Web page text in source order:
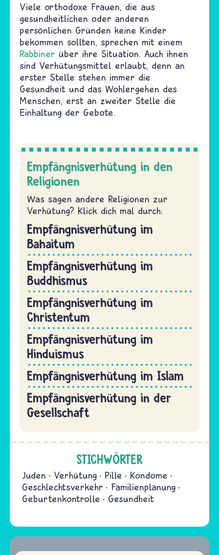
Viele orthodoxe Frauen, die aus
gesundheitlichen oder anderen
persönlichen Gründen keine Kinder
bekommen sollten, sprechen mit einem
Rabbiner über ihre Situation. Auch ihnen
sind Verhütungsmittel erlaubt, denn an
erster Stelle stehen immer die
Gesundheit und das Wohlergehen des
Menschen, erst an zweiter Stelle die
Einhaltung der Gebote.
Empfängnisverhütung in den
Religionen
Was sagen andere Religionen zur
Verhütung? Klick dich mal durch:
Empfängnisverhütung im
Bahaitum
Empfängnisverhütung im
Buddhismus
Empfängnisverhütung im
Christentum
Empfängnisverhütung im
Hinduismus
Empfängnisverhütung im Islam
Empfängnisverhütung in der
Gesellschaft
STICHWÖRTER
Juden Verhütung Pille
Kondome
Geschlechtsverkehr
Familienplanung
Geburtenkontrolle
Gesundheit